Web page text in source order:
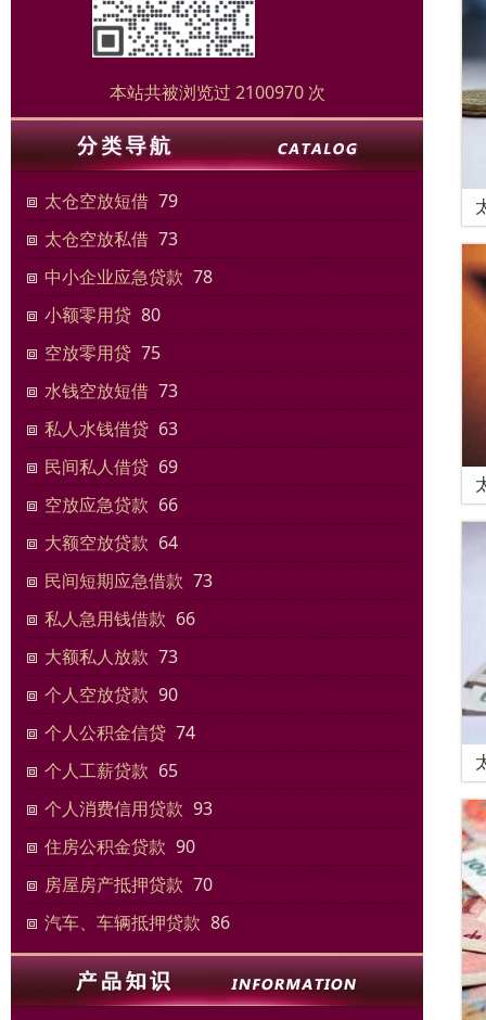
本站共被浏览过 2100970 次
太仓空放短借 79
太仓空放私借 73
中小企业应急贷款 78
小额零用贷 80
空放零用贷 75
水钱空放短借 73
私人水钱借贷 63
民间私人借贷 69
空放应急贷款 66
大额空放贷款 64
民间短期应急借款 73
私人急用钱借款 66
大额私人放款 73
个人空放贷款 90
个人公积金信贷 74
个人工薪贷款 65
个人消费信用贷款 93
住房公积金贷款 90
房屋房产抵押贷款 70
汽车、车辆抵押贷款 86